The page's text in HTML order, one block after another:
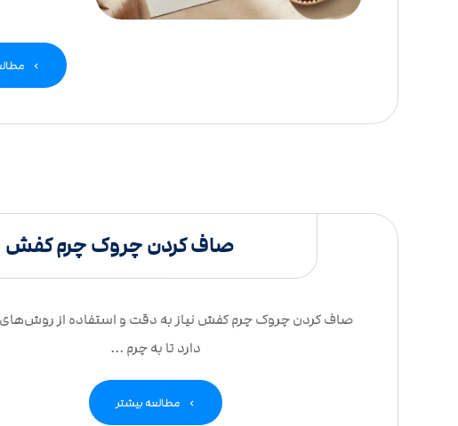
صاف کردن چروک چرم کفش
صاف کردن چروک چرم کفش نیاز به دقت و استفاده از
دارد تا به چرم ...
مطالعه بیشتر